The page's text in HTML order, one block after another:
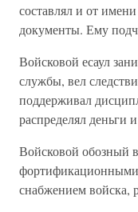
составлял и от
документы. Ему
Войсковой есаул
службы, вел
поддерживал
распределял деньги
Войсковой обозный
фортификационными
снабжением войска,